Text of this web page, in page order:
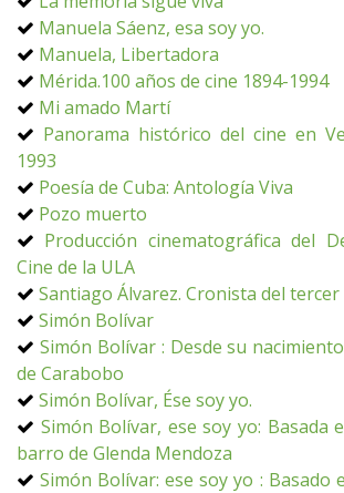
Manuela Sáenz, esa soy yo.
Manuela, Libertadora
Mérida.100 años de cine 1894-1994
Mi amado Martí
Panorama histórico del cine en
1993
Poesía de Cuba: Antología Viva
Pozo muerto
Producción cinematográfica del
Cine de la ULA
Santiago Álvarez. Cronista del
Simón Bolívar
Simón Bolívar : Desde su
de Carabobo
Simón Bolívar, Ése soy yo.
Simón Bolívar, ese soy yo: Basada
barro de Glenda Mendoza
Simón Bolívar: ese soy yo : Basado